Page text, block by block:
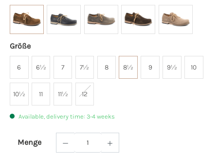
Größe
6 6½ 7 7½ 8 8½ 9 9½ 10
10½ 11 11½ 12
Available, delivery time: 3-4 weeks
Menge
Product Quantity: Enter the desired